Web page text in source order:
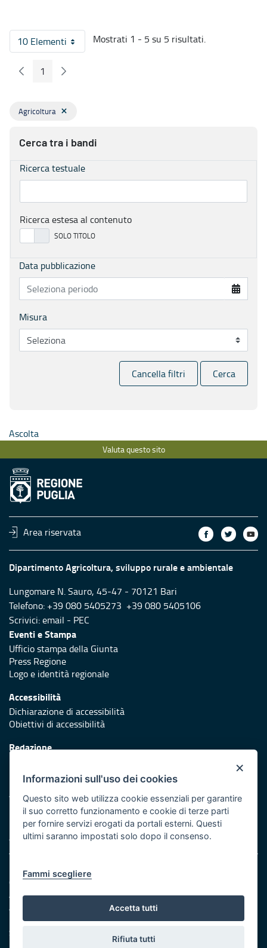
10 ElementiPer pagina
Mostrati 1 - 5 su 5 risultati.
Pagina Precedente
Pagina
1 Pagina Seguente
Agricoltura
Cerca tra i bandi
Ricerca testuale
Ricerca estesa al contenuto
Data pubblicazione
Misura
Cancella filtri Cerca
Ascolta
Valuta questo sito
Area riservata
Dipartimento Agricoltura, sviluppo rurale e ambientale
Lungomare N. Sauro, 45-47 - 70121 Bari
Telefono: +39 080 5405273 +39 080 5405106
Scrivici:email - PEC
Eventi e Stampa
Ufficio stampa della Giunta
Press Regione
Logo e identità regionale
Accessibilità
Dichiarazione di accessibilità
Obiettivi di accessibilità
Redazione
Protezione civile
Vai al sito di Protezione Civile Puglia
Iniziativa finanziata con risorse del POR Puglia 2014/2020 -
Asse XI
Note legali
Cookie e privacy
Amministrazione trasparente
Atti di notifica
Feed RSS
Servizi Intranet
×
Informazioni sull'uso dei cookies
Questo sito web utilizza cookie essenziali per garantire
il suo corretto funzionamento e cookie di terze parti
per fornire servizi erogati da portali esterni. Questi
ultimi saranno impostati solo dopo il consenso.
Fammi scegliere
Accetta tutti
Rifiuta tutti